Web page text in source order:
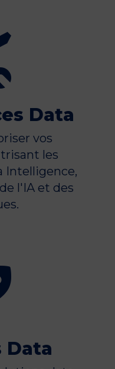
Data
vos
les
Intelligence,
l'IA et des
Data